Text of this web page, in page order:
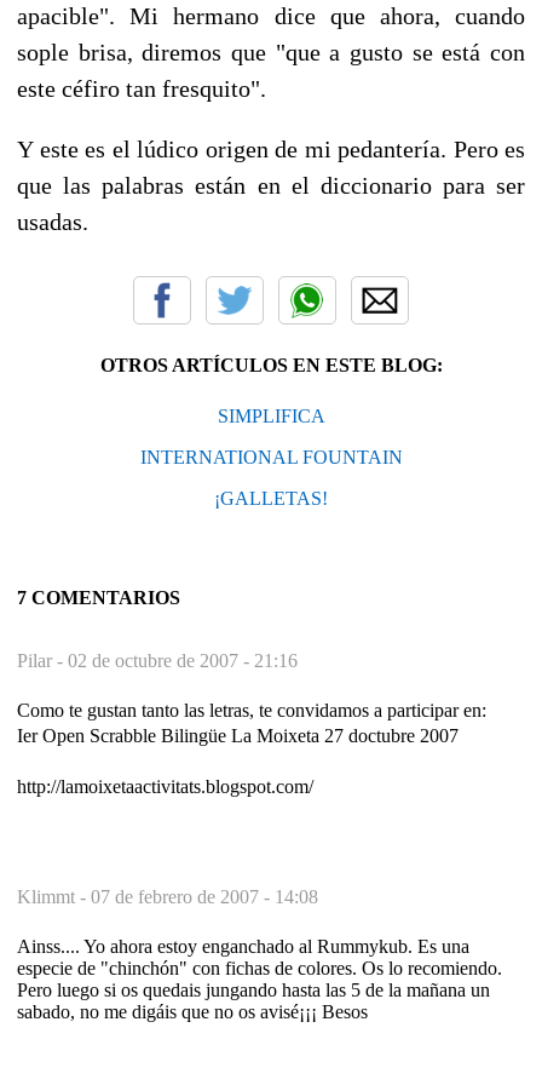
apacible". Mi hermano dice que ahora, cuando
sople brisa, diremos que "que a gusto se está con
este céfiro tan fresquito".
Y este es el lúdico origen de mi pedantería. Pero es
que las palabras están en el diccionario para ser
usadas.
OTROS ARTÍCULOS EN ESTE BLOG:
SIMPLIFICA
INTERNATIONAL FOUNTAIN
¡GALLETAS!
7 COMENTARIOS
Pilar - 02 de octubre de 2007 - 21:16
Como te gustan tanto las letras, te convidamos a participar en:
Ier Open Scrabble Bilingüe La Moixeta 27 doctubre 2007
http://lamoixetaactivitats.blogspot.com/
Klimmt - 07 de febrero de 2007 - 14:08
Ainss.... Yo ahora estoy enganchado al Rummykub. Es una
especie de "chinchón" con fichas de colores. Os lo recomiendo.
Pero luego si os quedais jungando hasta las 5 de la mañana un
sabado, no me digáis que no os avisé¡¡¡ Besos